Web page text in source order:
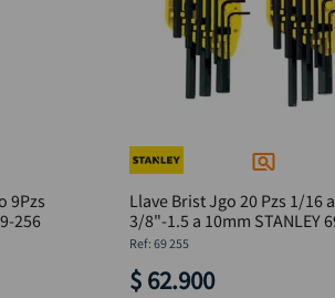
9Pzs
256
Llave Brist Jgo 20 Pzs 1/16 a
3/8"-1.5 a 10mm STANLEY 69
255
: 69 255
$ 62.900